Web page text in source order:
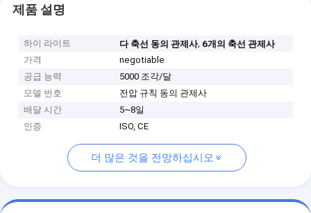
제품 설명
하이 라이트 다 축선 동의 관제사, 6개의 축선 관제사
가격
negotiable
공급 능력
5000 조각/달
모델 번호
전압 규칙 동의 관제사
배달 시간
5~8일
인증
ISO, CE
더 많은 것을 전망하십시오